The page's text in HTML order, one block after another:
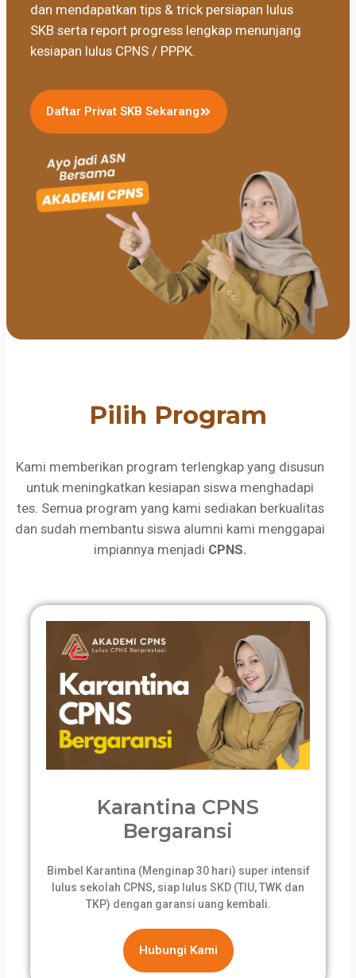
dan mendapatkan tips & trick persiapan lulus
SKB serta report progress lengkap menunjang
kesiapan lulus CPNS / PPPK.
Daftar Privat SKB Sekarang
Pilih Program
Kami memberikan program terlengkap yang disusun
untuk meningkatkan kesiapan siswa menghadapi
tes. Semua program yang kami sediakan berkualitas
dan sudah membantu siswa alumni kami menggapai
impiannya menjadi CPNS.
Karantina CPNS
Bergaransi
Bimbel Karantina (Menginap 30 hari) super intensif
lulus sekolah CPNS, siap lulus SKD (TIU, TWK dan
TKP) dengan garansi uang kembali.
Hubungi Kami